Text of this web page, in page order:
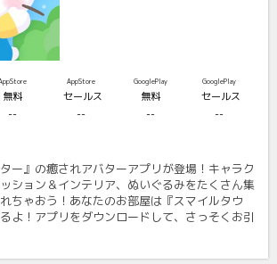
無料
--
AppStore
セールス
--
GooglePlay
無料
--
GooglePlay
セールス
--
ー』の癒されアバターアプリが登場！キャラク
ション＆インテリア、ぬいぐるみをたくさん集
ちゃおう！あなたのお部屋は『スマイルタウ
よ！アプリをダウンロードして、さっそくお引